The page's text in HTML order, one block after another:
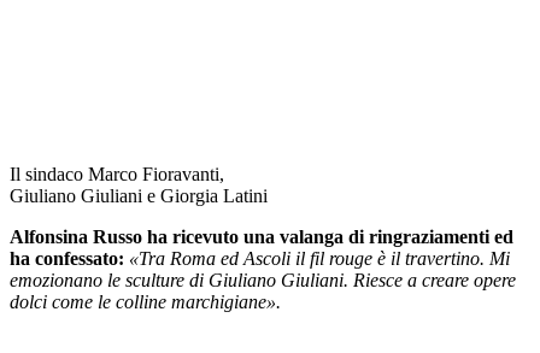
Il sindaco Marco Fioravanti,
Giuliano Giuliani e Giorgia Latini
Alfonsina Russo ha ricevuto una valanga di ringraziamenti ed
ha confessato: «Tra Roma ed Ascoli il fil rouge è il travertino. Mi
emozionano le sculture di Giuliano Giuliani. Riesce a creare opere
dolci come le colline marchigiane».